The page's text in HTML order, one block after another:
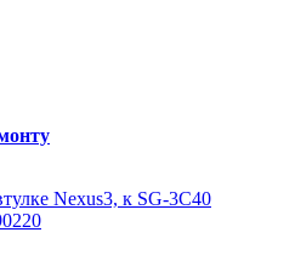
Nexus3, к SG-3C40